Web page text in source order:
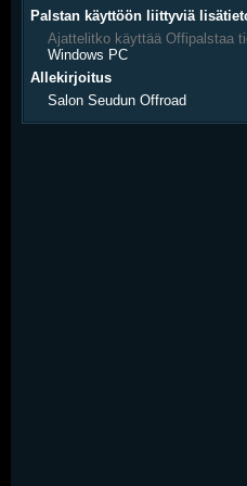
Palstan käyttöön liittyviä
Ajattelitko käyttää Offipalstaa
Windows PC
Allekirjoitus
Salon Seudun Offroad